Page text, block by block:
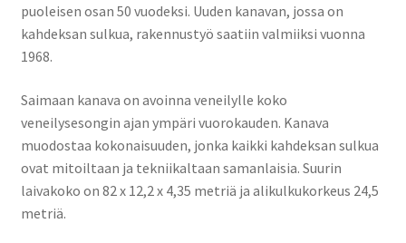
puoleisen osan 50 vuodeksi. Uuden kanavan, jossa on
kahdeksan sulkua, rakennustyö saatiin valmiiksi vuonna
1968.
Saimaan kanava on avoinna veneilylle koko
veneilysesongin ajan ympäri vuorokauden. Kanava
muodostaa kokonaisuuden, jonka kaikki kahdeksan sulkua
ovat mitoiltaan ja tekniikaltaan samanlaisia. Suurin
laivakoko on 82 x 12,2 x 4,35 metriä ja alikulkukorkeus 24,5
metriä.